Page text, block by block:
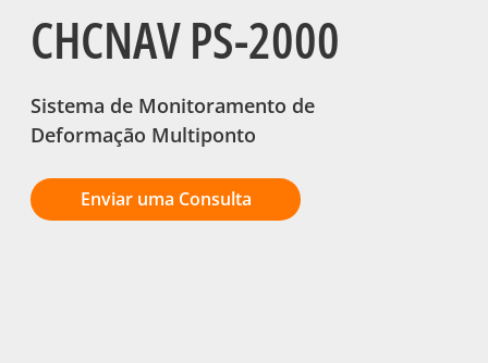
CHCNAV PS-2000
Sistema de Monitoramento de
Deformação Multiponto
Enviar uma Consulta